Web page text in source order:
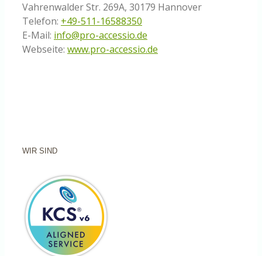
Vahrenwalder Str. 269A, 30179 Hannover
Telefon: +49-511-16588350
E-Mail: info@pro-accessio.de
Webseite: www.pro-accessio.de
WIR SIND